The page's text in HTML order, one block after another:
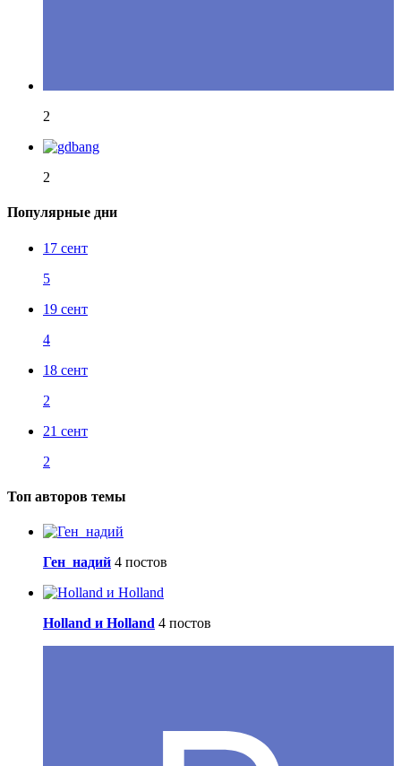
2
2
Популярные дни
17 сент
5
19 сент
4
18 сент
2
21 сент
2
Топ авторов темы
Ген_надий 4 постов
Holland и Holland 4 постов